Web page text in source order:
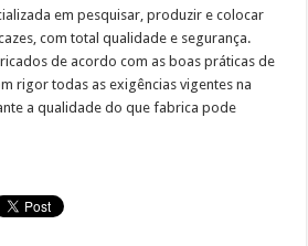
em pesquisar, produzir e colocar
com total qualidade e segurança.
de acordo com as boas práticas de
rigor todas as exigências vigentes na
a qualidade do que fabrica pode